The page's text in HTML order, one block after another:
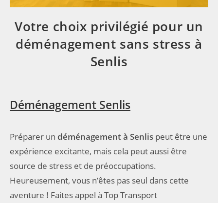
Votre choix privilégié pour un
déménagement sans stress à
Senlis
Déménagement Senlis
Préparer un déménagement à Senlis peut être une
expérience excitante, mais cela peut aussi être
source de stress et de préoccupations.
Heureusement, vous n’êtes pas seul dans cette
aventure ! Faites appel à Top Transport